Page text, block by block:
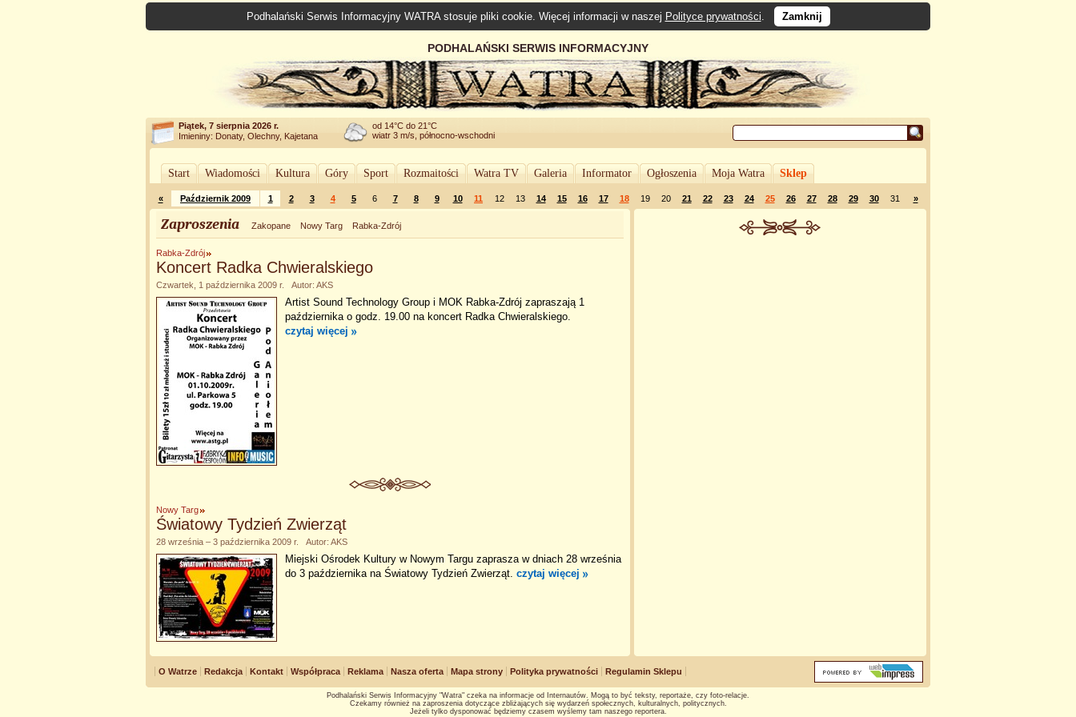
Podhalański Serwis Informacyjny WATRA stosuje pliki cookie. Więcej informacji w naszej Polityce prywatności. Zamknij
PODHALAŃSKI SERWIS INFORMACYJNY
Piątek, 7 sierpnia 2026 r.
Imieniny: Donaty, Olechny, Kajetana
od 14°C do 21°C
wiatr 3 m/s, północno-wschodni
Start Wiadomości Kultura Góry Sport Rozmaitości Watra TV Galeria Informator Ogłoszenia Moja Watra Sklep
« Październik 2009 1 2 3 4 5 6 7 8 9 10 11 12 13 14 15 16 17 18 19 20 21 22 23 24 25 26 27 28 29 30 31 »
Zaproszenia Zakopane Nowy Targ Rabka-Zdrój
Rabka-Zdrój
Koncert Radka Chwieralskiego
Czwartek, 1 października 2009 r. Autor: AKS
Artist Sound Technology Group i MOK Rabka-Zdrój zapraszają 1
października o godz. 19.00 na koncert Radka Chwieralskiego.
czytaj więcej
Nowy Targ
Światowy Tydzień Zwierząt
28 września – 3 października 2009 r. Autor: AKS
Miejski Ośrodek Kultury w Nowym Targu zaprasza w dniach 28 września
do 3 października na Światowy Tydzień Zwierząt. czytaj więcej
O Watrze Redakcja Kontakt Współpraca Reklama Nasza oferta Mapa strony Polityka prywatności Regulamin Sklepu
Podhalański Serwis Informacyjny "Watra" czeka na informacje od Internautów. Mogą to być teksty, reportaże, czy foto-relacje.
Czekamy również na zaproszenia dotyczące zbliżających się wydarzeń społecznych, kulturalnych, politycznych.
Jeżeli tylko dysponować będziemy czasem wyślemy tam naszego reportera.